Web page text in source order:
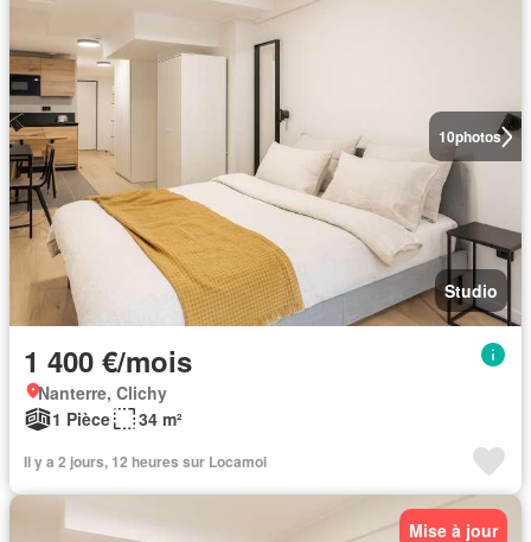
10photos
Studio
1 400 €/mois
Nanterre, Clichy
1 Pièce
34 m²
Il y a 2 jours, 12 heures sur Locamoi
Mise à jour